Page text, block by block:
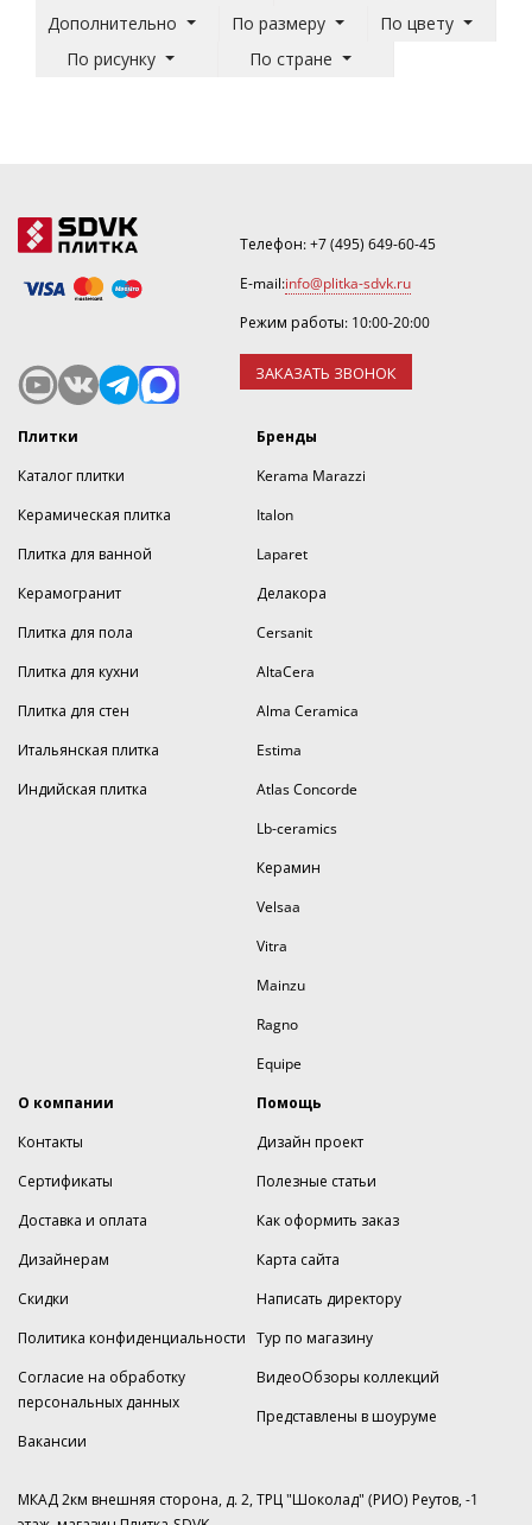
Дополнительно
По размеру
По цвету
По рисунку
По стране
Телефон:+7 (495) 649-60-45
E-mail:info@plitka-sdvk.ru
Режим работы: 10:00-20:00
ЗАКАЗАТЬ ЗВОНОК
Плитки
Каталог плитки
Керамическая плитка
Плитка для ванной
Керамогранит
Плитка для пола
Плитка для кухни
Плитка для стен
Итальянская плитка
Индийская плитка
Бренды
Kerama Marazzi
Italon
Laparet
Делакора
Cersanit
AltaCera
Alma Ceramica
Estima
Atlas Concorde
Lb-ceramics
Керамин
Velsaa
Vitra
Mainzu
Ragno
Equipe
О компании
Контакты
Сертификаты
Доставка и оплата
Дизайнерам
Скидки
Политика конфиденциальности
Согласие на обработку
персональных данных
Вакансии
Помощь
Дизайн проект
Полезные статьи
Как оформить заказ
Карта сайта
Написать директору
Тур по магазину
ВидеоОбзоры коллекций
Представлены в шоуруме
МКАД 2км внешняя сторона, д. 2, ТРЦ "Шоколад" (РИО) Реутов, -1